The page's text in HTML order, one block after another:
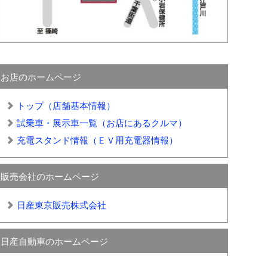
お店のホームページ
トップ（店舗基本情報）
試乗車・展示車一覧（お店にあるクルマ）
充電スタンド情報（ＥＶ用充電器情報）
販売会社のホームページ
日産東京販売株式会社
日産自動車のホームページ